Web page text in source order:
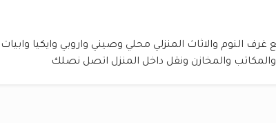
النوم والاثاث المنزلي محلي وصيني واروبي وايكيا وابيات
والمخازن ونقل داخل المنزل اتصل نصلك